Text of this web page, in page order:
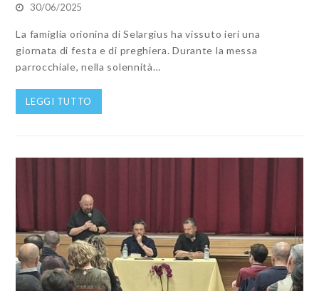
30/06/2025
La famiglia orionina di Selargius ha vissuto ieri una
giornata di festa e di preghiera. Durante la messa
parrocchiale, nella solennità…
LEGGI TUTTO